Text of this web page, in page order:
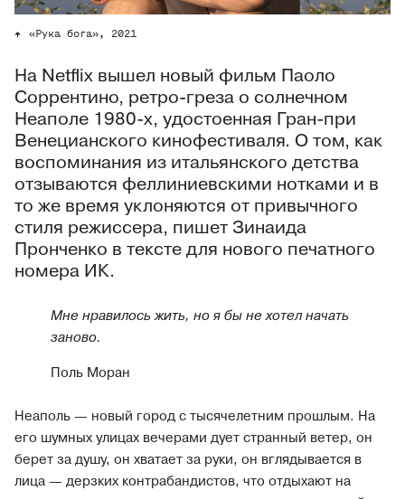
«Рука бога», 2021
На Netflix вышел новый фильм Паоло
Соррентино, ретро-греза о солнечном
Неаполе 1980-х, удостоенная Гран-при
Венецианского кинофестиваля. О том, как
воспоминания из итальянского детства
отзываются феллиниевскими нотками и в
то же время уклоняются от привычного
стиля режиссера, пишет Зинаида
Пронченко в тексте для нового печатного
номера ИК.
Мне нравилось жить, но я бы не хотел начать
заново.
Поль Моран
Неаполь — новый город с тысячелетним прошлым. На
его шумных улицах вечерами дует странный ветер, он
берет за душу, он хватает за руки, он вглядывается в
лица — дерзких контрабандистов, что отдыхают на